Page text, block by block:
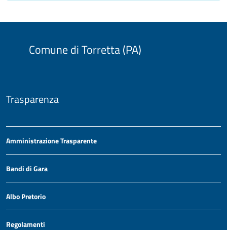
Comune di Torretta (PA)
Trasparenza
Amministrazione Trasparente
Bandi di Gara
Albo Pretorio
Regolamenti